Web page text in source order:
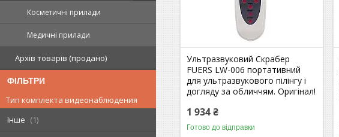
Косметичні прилади
Медичні прилади
Архів товарів (продано)
ФІЛЬТРИ
Тип комплекта видеонаблюдения
Інше
1
Ультразвуковий Скрабер
FUERS LW-006 портативний
для ультразвукового пілінгу і
догляду за обличчям. Оригінал!
1 934 ₴
Готово до відправки